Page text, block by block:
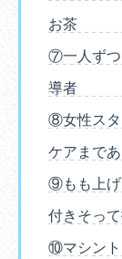
お茶
⑦一人ずつ
導者
⑧女性スタ
ケアまで
⑨もも上げ
付きそっ
⑩マシント